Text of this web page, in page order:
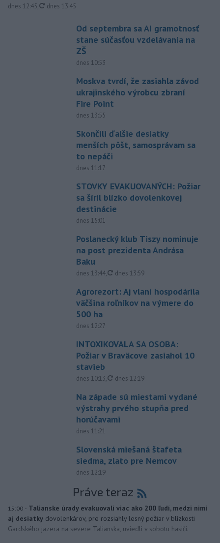
dnes 12:45, aktualizované
dnes 13:45
Od septembra sa AI gramotnosť
stane súčasťou vzdelávania na
ZŠ
dnes 10:53
Moskva tvrdí, že zasiahla závod
ukrajinského výrobcu zbraní
Fire Point
dnes 13:55
Skončili ďalšie desiatky
menších pôšt, samosprávam sa
to nepáči
dnes 11:17
STOVKY EVAKUOVANÝCH: Požiar
sa šíril blízko dovolenkovej
destinácie
dnes 15:01
Poslanecký klub Tiszy nominuje
na post prezidenta Andrása
Baku
dnes 13:44, aktualizované
dnes 13:59
Agrorezort: Aj vlani hospodárila
väčšina roľníkov na výmere do
500 ha
dnes 12:27
INTOXIKOVALA SA OSOBA:
Požiar v Braväcove zasiahol 10
stavieb
dnes 10:13, aktualizované
dnes 12:19
Na západe sú miestami vydané
výstrahy prvého stupňa pred
horúčavami
dnes 11:21
Slovenská miešaná štafeta
siedma, zlato pre Nemcov
dnes 12:19
Práve teraz
15:00 - Talianske úrady evakuovali viac ako 200 ľudí, medzi nimi
aj desiatky dovolenkárov, pre rozsiahly lesný požiar v blízkosti
Gardského jazera na severe Talianska, uviedli v sobotu hasiči.